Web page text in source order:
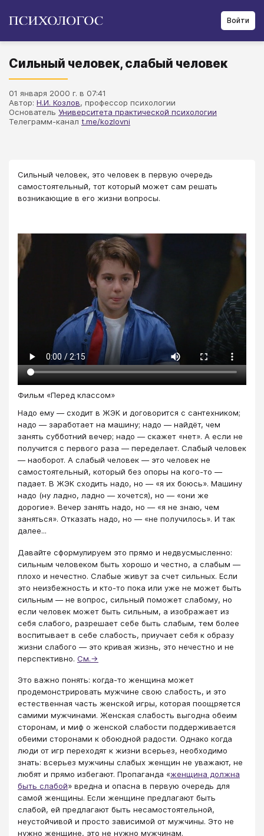
Войти
Сильный человек, слабый человек
01 января 2000 г. в 07:41
Автор: Н.И. Козлов, профессор психологии
Основатель Университета практической психологии
Телеграмм-канал t.me/kozlovni
Сильный человек, это человек в первую очередь
самостоятельный, тот который может сам решать
возникающие в его жизни вопросы.
Фильм «Перед классом»
Надо ему — сходит в ЖЭК и договорится с сантехником;
надо — заработает на машину; надо — найдёт, чем
занять субботний вечер; надо — скажет «нет». А если не
получится с первого раза — переделает. Слабый человек
— наоборот. А слабый человек — это человек не
самостоятельный, который без опоры на кого-то —
падает. В ЖЭК сходить надо, но — «я их боюсь». Машину
надо (ну ладно, ладно — хочется), но — «они же
дорогие». Вечер занять надо, но — «я не знаю, чем
заняться». Отказать надо, но — «не получилось». И так
далее...
Давайте сформулируем это прямо и недвусмысленно:
сильным человеком быть хорошо и честно, а слабым —
плохо и нечестно. Слабые живут за счет сильных. Если
это неизбежность и кто-то пока или уже не может быть
сильным — не вопрос, сильный поможет слабому, но
если человек может быть сильным, а изображает из
себя слабого, разрешает себе быть слабым, тем более
воспитывает в себе слабость, приучает себя к образу
жизни слабого — это кривая жизнь, это нечестно и не
перспективно. См.→
Это важно понять: когда-то женщина может
продемонстрировать мужчине свою слабость, и это
естественная часть женской игры, которая поощряется
самими мужчинами. Женская слабость выгодна обеим
сторонам, и миф о женской слабости поддерживается
обеими сторонами к обоюдной радости. Однако когда
люди от игр переходят к жизни всерьез, необходимо
знать: всерьез мужчины слабых женщин не уважают, не
любят и прямо избегают. Пропаганда «женщина должна
быть слабой» вредна и опасна в первую очередь для
самой женщины. Если женщине предлагают быть
слабой, ей предлагают быть несамостоятельной,
неустойчивой и просто зависимой от мужчины. Это не
нужно женщине, это не нужно мужчинам.